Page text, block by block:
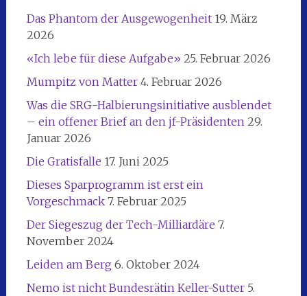
Das Phantom der Ausgewogenheit 19. März
2026
«Ich lebe für diese Aufgabe» 25. Februar 2026
Mumpitz von Matter 4. Februar 2026
Was die SRG-Halbierungsinitiative ausblendet
– ein offener Brief an den jf-Präsidenten 29.
Januar 2026
Die Gratisfalle 17. Juni 2025
Dieses Sparprogramm ist erst ein
Vorgeschmack 7. Februar 2025
Der Siegeszug der Tech-Milliardäre 7.
November 2024
Leiden am Berg 6. Oktober 2024
Nemo ist nicht Bundesrätin Keller-Sutter 5.